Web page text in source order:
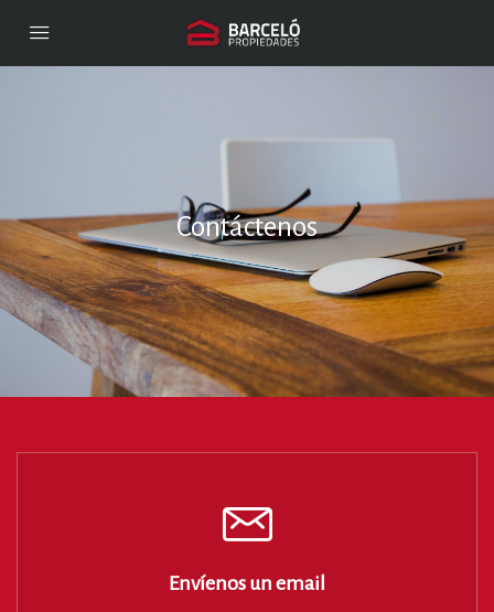
Contáctenos
Envíenos un email